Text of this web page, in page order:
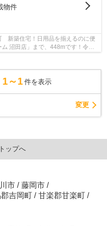
物件
新築住宅！日用品を揃えるのに便
沼田店」まで、448mです！令和7
1～1 件を表示
変更
ップへ
市 / 藤岡市 /
吉岡町 / 甘楽郡甘楽町 /